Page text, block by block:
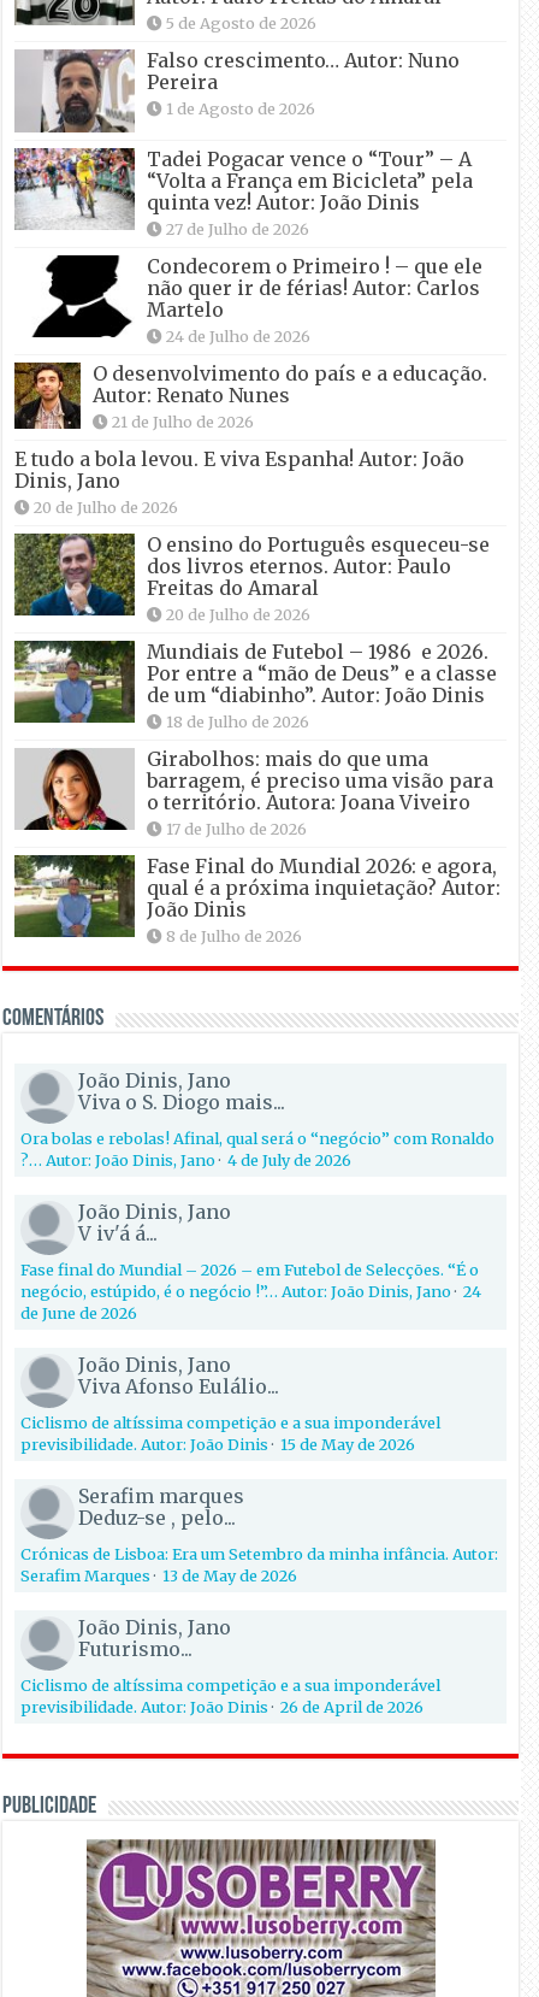
5 de Agosto de 2026
Falso crescimento… Autor: Nuno
Pereira
1 de Agosto de 2026
Tadei Pogacar vence o “Tour” – A
“Volta a França em Bicicleta” pela
quinta vez! Autor: João Dinis
27 de Julho de 2026
Condecorem o Primeiro ! – que ele
não quer ir de férias! Autor: Carlos
Martelo
24 de Julho de 2026
O desenvolvimento do país e a educação.
Autor: Renato Nunes
21 de Julho de 2026
E tudo a bola levou. E viva Espanha! Autor: João
Dinis, Jano
20 de Julho de 2026
O ensino do Português esqueceu-se
dos livros eternos. Autor: Paulo
Freitas do Amaral
20 de Julho de 2026
Mundiais de Futebol – 1986 e 2026.
Por entre a “mão de Deus” e a classe
de um “diabinho”. Autor: João Dinis
18 de Julho de 2026
Girabolhos: mais do que uma
barragem, é preciso uma visão para
o território. Autora: Joana Viveiro
17 de Julho de 2026
Fase Final do Mundial 2026: e agora,
qual é a próxima inquietação? Autor:
João Dinis
8 de Julho de 2026
Comentários
João Dinis, Jano
Viva o S. Diogo mais...
Ora bolas e rebolas! Afinal, qual será o “negócio” com Ronaldo
?… Autor: João Dinis, Jano·4 de July de 2026
João Dinis, Jano
V iv'á á...
Fase final do Mundial – 2026 – em Futebol de Selecções. “É o
negócio, estúpido, é o negócio !”… Autor: João Dinis, Jano·24
de June de 2026
João Dinis, Jano
Viva Afonso Eulálio...
Ciclismo de altíssima competição e a sua imponderável
previsibilidade. Autor: João Dinis·15 de May de 2026
Serafim marques
Deduz-se , pelo...
Crónicas de Lisboa: Era um Setembro da minha infância. Autor:
Serafim Marques·13 de May de 2026
João Dinis, Jano
Futurismo...
Ciclismo de altíssima competição e a sua imponderável
previsibilidade. Autor: João Dinis·26 de April de 2026
PUBLICIDADE